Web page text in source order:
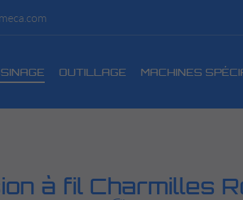
OUTILLAGE MACHINES
à fil Charmilles